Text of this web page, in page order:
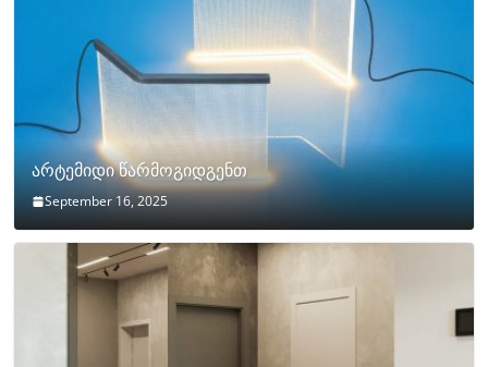
არტემიდი წარმოგიდგენთ
September 16, 2025